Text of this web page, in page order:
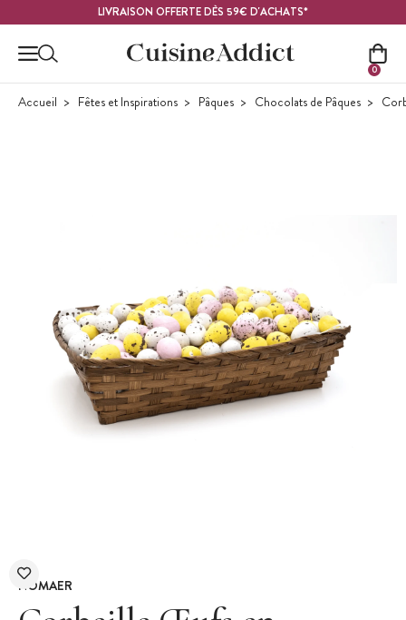
LIVRAISON OFFERTE DÈS 59€ D'ACHATS*
0
Accueil Fêtes et Inspirations Pâques Chocolats de Pâques
NOMAER